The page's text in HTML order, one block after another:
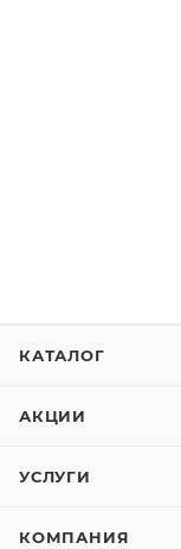
КАТАЛОГ
АКЦИИ
УСЛУГИ
КОМПАНИЯ